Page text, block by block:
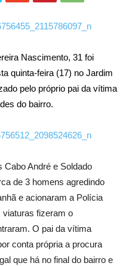
Nascimento, 31 foi
quinta-feira (17) no Jardim
pelo próprio pai da vítima
do bairro.
Cabo André e Soldado
de 3 homens agredindo
e acionaram a Polícia
viaturas fizeram o
O pai da vítima
conta própria a procura
que há no final do bairro e